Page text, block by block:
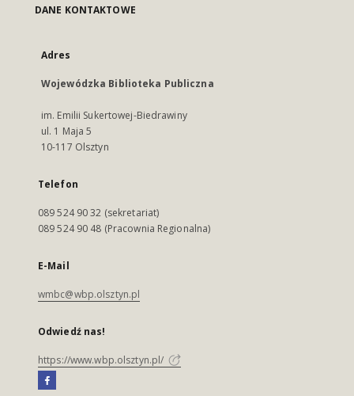
DANE KONTAKTOWE
Adres
Wojewódzka Biblioteka Publiczna
im. Emilii Sukertowej-Biedrawiny
ul. 1 Maja 5
10-117 Olsztyn
Telefon
089 524 90 32 (sekretariat)
089 524 90 48 (Pracownia Regionalna)
E-Mail
wmbc@wbp.olsztyn.pl
Odwiedź nas!
https://www.wbp.olsztyn.pl/